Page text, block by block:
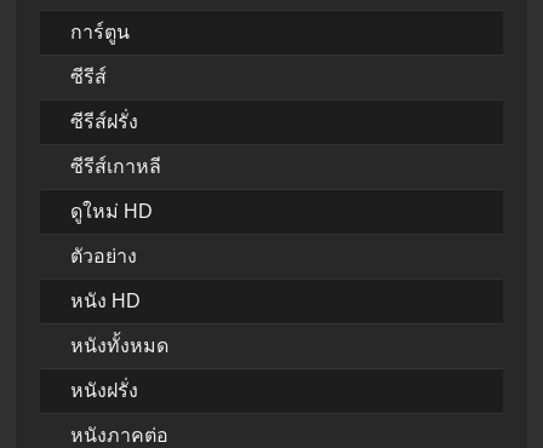
การ์ตูน
ซีรีส์
ซีรีส์ฝรั่ง
ซีรีส์เกาหลี
ดูใหม่ HD
ตัวอย่าง
หนัง HD
หนังทั้งหมด
หนังฝรั่ง
หนังภาคต่อ